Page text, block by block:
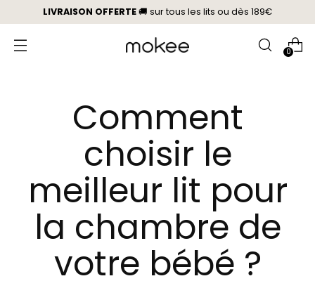
LIVRAISON OFFERTE🚚 sur tous les lits ou dès 189€
0
Comment
choisir le
meilleur lit pour
la chambre de
votre bébé ?